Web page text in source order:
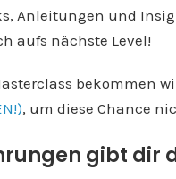
Anleitungen und
aufs nächste Level!
bekommen
, um diese Chance
gibt dir